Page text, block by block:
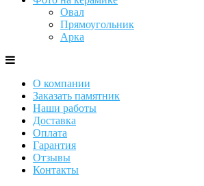
Овал
Прямоугольник
Арка
О компании
Заказать памятник
Наши работы
Доставка
Оплата
Гарантия
Отзывы
Контакты